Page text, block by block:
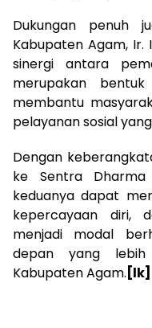
Dukungan penuh
Kabupaten Agam, Ir.
sinergi antara
merupakan
membantu
pelayanan sosial
Dengan
ke Sentra Dharma
keduanya dapat
kepercayaan diri,
menjadi modal
depan yang
Kabupaten Agam. [lk]